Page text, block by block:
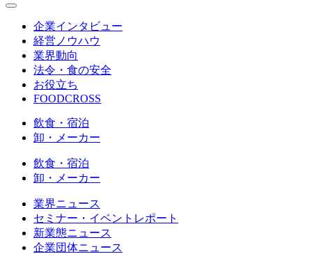
企業インタビュー
経営ノウハウ
業界動向
法令・食の安全
お役立ち
FOODCROSS
飲食・宿泊
卸・メーカー
飲食・宿泊
卸・メーカー
業界ニュース
セミナー・イベントレポート
新業態ニュース
企業団体ニュース